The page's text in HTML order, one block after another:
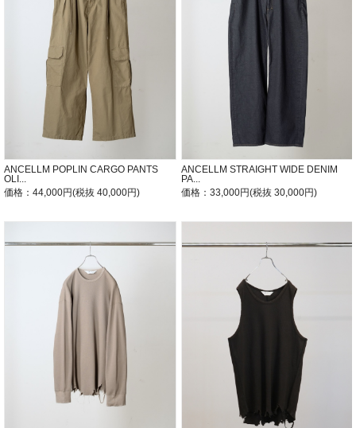
ANCELLM POPLIN CARGO PANTS
OLI...
価格：44,000円(税抜 40,000円)
ANCELLM STRAIGHT WIDE DENIM
PA...
価格：33,000円(税抜 30,000円)